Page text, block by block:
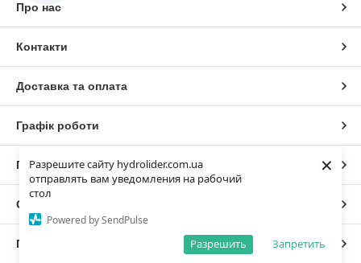
Разрешите сайту hydrolider.com.ua
отправлять вам уведомления на рабочий
стол
Powered by SendPulse
Запретить
Разрешить
×
Про нас
Контакти
Доставка та оплата
Графік роботи
Повна версія сайту
Сайт створено на маркетплейсі
Політика конфіденційності